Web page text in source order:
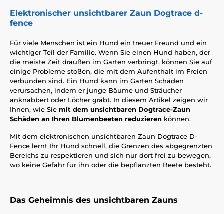
Elektronischer unsichtbarer Zaun Dogtrace d-
fence
Für viele Menschen ist ein Hund ein treuer Freund und ein
wichtiger Teil der Familie. Wenn Sie einen Hund haben, der
die meiste Zeit draußen im Garten verbringt, können Sie auf
einige Probleme stoßen, die mit dem Aufenthalt im Freien
verbunden sind. Ein Hund kann im Garten Schäden
verursachen, indem er junge Bäume und Sträucher
anknabbert oder Löcher gräbt. In diesem Artikel zeigen wir
Ihnen, wie Sie mit dem unsichtbaren Dogtrace-Zaun
Schäden an Ihren Blumenbeeten reduzieren können.
Mit dem elektronischen unsichtbaren Zaun Dogtrace D-
Fence lernt Ihr Hund schnell, die Grenzen des abgegrenzten
Bereichs zu respektieren und sich nur dort frei zu bewegen,
wo keine Gefahr für ihn oder die bepflanzten Beete besteht.
Das Geheimnis des unsichtbaren Zauns